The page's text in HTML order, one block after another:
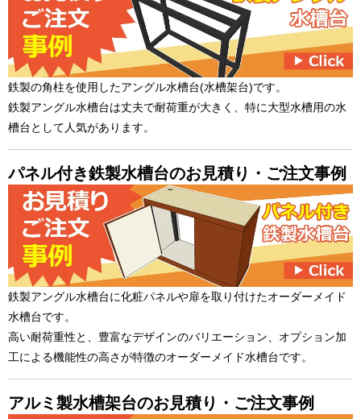
鉄製の角柱を使用したアングル水槽台(水槽架台)です。
鉄製アングル水槽台は丈夫で耐荷重が大きく、特に大型水槽用の水
槽台として人気があります。
パネル付き鉄製水槽台のお見積り・ご注文事例
鉄製アングル水槽台に化粧パネルや扉を取り付けたオーダーメイド
水槽台です。
高い耐荷重性と、豊富なデザインのバリエーション、オプション加
工による機能性の高さが特徴のオーダーメイド水槽台です。
アルミ製水槽架台のお見積り・ご注文事例